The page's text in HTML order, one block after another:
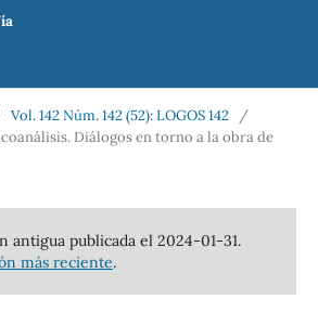
Vol. 142 Núm. 142 (52): LOGOS 142
/
Diálogos en torno a la obra de
antigua publicada el 2024-01-31.
más reciente.